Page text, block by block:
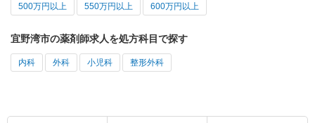
500万円以上 550万円以上 600万円以上
宜野湾市の薬剤師求人を処方科目で探す
内科 外科 小児科 整形外科